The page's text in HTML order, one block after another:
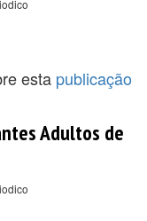
esta publicação
Adultos de